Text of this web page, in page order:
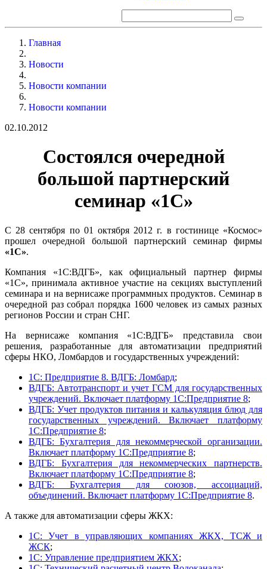
Главная
Новости
Новости компании
Новости компании
02.10.2012
Состоялся очередной
большой партнерский
семинар «1С»
С 28 сентября по 01 октября 2012 г. в гостинице «Космос»
прошел очередной большой партнерский семинар фирмы
«1С».
Компания «1С:ВДГБ», как официальный партнер фирмы
«1С», принимала активное участие на секциях выступлений
семинара и на вернисаже программных продуктов. Семинар в
очередной раз собрал порядка 1600 человек из самых разных
регионов России и стран СНГ.
На вернисаже компания «1С:ВДГБ» представила свои
решения, разработанные для автоматизации предприятий
сферы НКО, Ломбардов и государственных учреждений:
1С: Предприятие 8. ВДГБ: Ломбард;
ВДГБ: Автотранспорт и учет ГСМ для государственных
учреждений. Включает платформу 1С:Предприятие 8;
ВДГБ: Учет продуктов питания и калькуляция блюд для
государственных учреждений. Включает платформу
1С:Предприятие 8;
ВДГБ: Бухгалтерия для некоммерческой организации.
Включает платформу 1С:Предприятие 8;
ВДГБ: Бухгалтерия для некоммерческих партнерств.
Включает платформу 1С:Предприятие 8;
ВДГБ: Бухгалтерия для союзов, ассоциаций,
объединений. Включает платформу 1С:Предприятие 8.
А также для автоматизации сферы ЖКХ:
1С: Учет в управляющих компаниях ЖКХ, ТСЖ и
ЖСК;
1С: Управление предприятием ЖКХ;